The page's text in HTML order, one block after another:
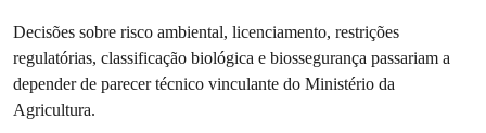
Decisões sobre risco ambiental, licenciamento, restrições
regulatórias, classificação biológica e biossegurança passariam a
depender de parecer técnico vinculante do Ministério da
Agricultura.